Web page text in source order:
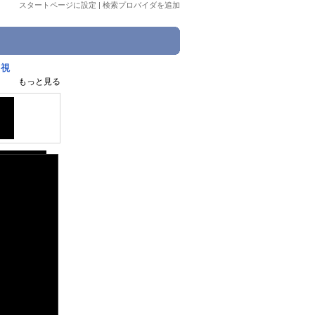
スタートページに設定 | 検索プロバイダを追加
もっと見る